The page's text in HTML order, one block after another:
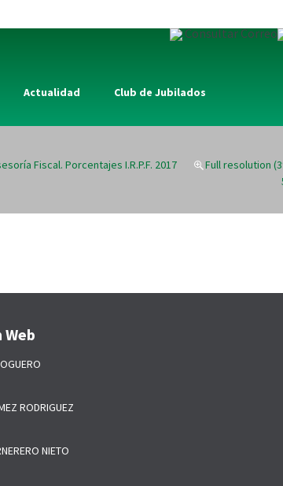
Consultar Correo
Actualidad
Club de Jubilados
Fiscal. Porcentajes I.R.P.F. 2017
Full resolution
RODRIGUEZ
NIETO